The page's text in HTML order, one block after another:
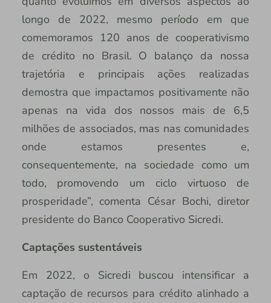
longo de 2022, mesmo período em que
comemoramos 120 anos de cooperativismo
de crédito no Brasil. O balanço da nossa
trajetória e principais ações realizadas
demostra que impactamos positivamente não
apenas na vida dos nossos mais de 6,5
milhões de associados, mas nas comunidades
onde estamos presentes e,
consequentemente, na sociedade como um
todo, promovendo um ciclo virtuoso de
prosperidade”, comenta César Bochi, diretor
presidente do Banco Cooperativo Sicredi.
Captações sustentáveis
Em 2022, o Sicredi buscou intensificar a
captação de recursos para crédito alinhado a